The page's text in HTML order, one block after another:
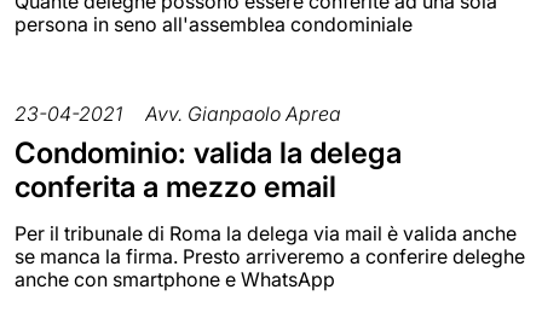
persona in seno all'assemblea condominiale
23-04-2021 Avv. Gianpaolo Aprea
Condominio: valida la delega
conferita a mezzo email
Per il tribunale di Roma la delega via mail è valida anche
se manca la firma. Presto arriveremo a conferire deleghe
anche con smartphone e WhatsApp